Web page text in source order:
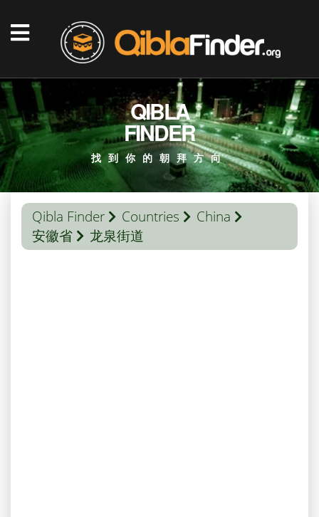
QIBLA
FINDER
找到你的朝拜方向
Qibla Finder Countries
China
安徽省
龙泉街道